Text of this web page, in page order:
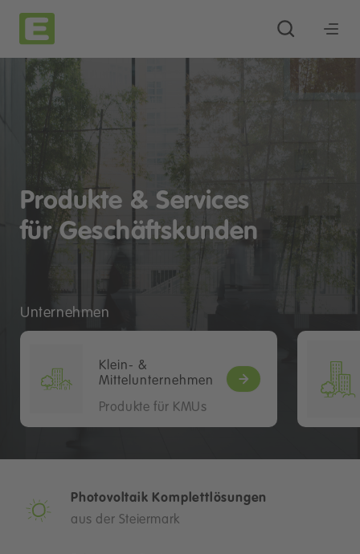
Produkte & Services
für Geschäftskunden
Unternehmen
Klein- &
Mittelunternehmen
Produkte für KMUs
Photovoltaik Komplettlösungen
aus der Steiermark